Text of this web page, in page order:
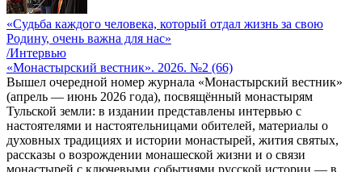
«Судьба каждого человека, который отдал жизнь за свою
Родину, очень важна для нас»
/Интервью
«Монастырский вестник». 2026. №2 (66)
Вышел очередной номер журнала «Монастырский вестник»
(апрель — июнь 2026 года), посвящённый монастырям
Тульской земли: в издании представлены интервью с
настоятелями и настоятельницами обителей, материалы о
духовных традициях и истории монастырей, жития святых,
рассказы о возрождении монашеской жизни и о связи
монастырей с ключевыми событиями русской истории — в